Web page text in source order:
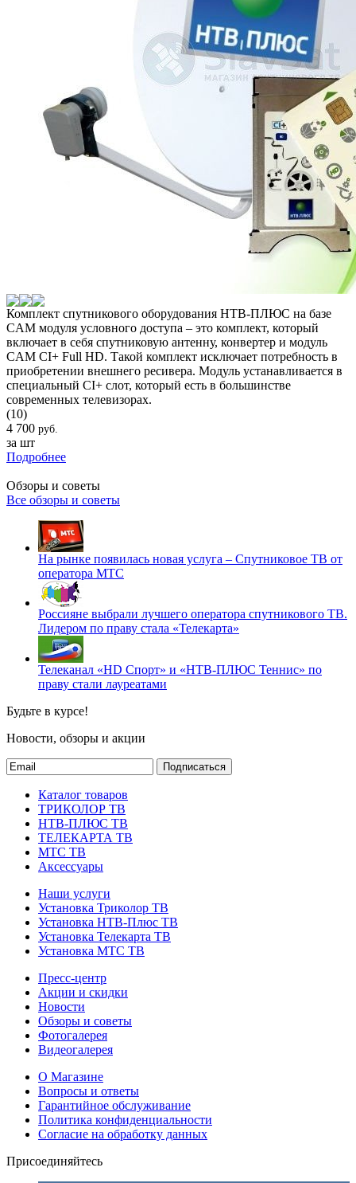
Комплект спутникового оборудования НТВ-ПЛЮС на базе
CAM модуля условного доступа – это комплект, который
включает в себя спутниковую антенну, конвертер и модуль
CAM CI+ Full HD. Такой комплект исключает потребность в
приобретении внешнего ресивера. Модуль устанавливается в
специальный CI+ слот, который есть в большинстве
современных телевизорах.
(10)
4 700 руб.
за шт
Подробнее
Обзоры и советы
Все обзоры и советы
На рынке появилась новая услуга – Спутниковое ТВ от
оператора МТС
Россияне выбрали лучшего оператора спутникового ТВ.
Лидером по праву стала «Телекарта»
Телеканал «HD Спорт» и «НТВ-ПЛЮС Теннис» по
праву стали лауреатами
Будьте в курсе!
Новости, обзоры и акции
Подписаться
Каталог товаров
ТРИКОЛОР ТВ
НТВ-ПЛЮС ТВ
ТЕЛЕКАРТА ТВ
МТС ТВ
Аксессуары
Наши услуги
Установка Триколор ТВ
Установка НТВ-Плюс ТВ
Установка Телекарта ТВ
Установка МТС ТВ
Пресс-центр
Акции и скидки
Новости
Обзоры и советы
Фотогалерея
Видеогалерея
О Магазине
Вопросы и ответы
Гарантийное обслуживание
Политика конфиденциальности
Согласие на обработку данных
Присоединяйтесь